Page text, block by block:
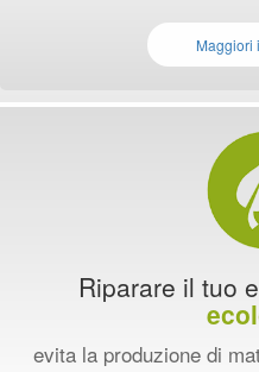
Maggiori
Riparare il tuo
evita la produzione di